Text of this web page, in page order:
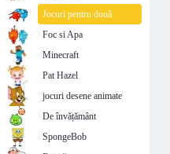
Jocuri pentru două
Foc si Apa
Minecraft
Pat Hazel
jocuri desene animate
De învățământ
SpongeBob